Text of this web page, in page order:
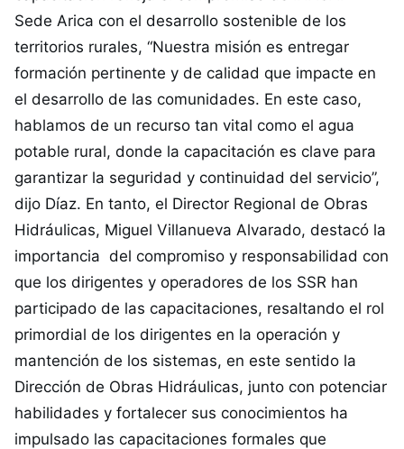
Sede Arica con el desarrollo sostenible de los
territorios rurales, “Nuestra misión es entregar
formación pertinente y de calidad que impacte en
el desarrollo de las comunidades. En este caso,
hablamos de un recurso tan vital como el agua
potable rural, donde la capacitación es clave para
garantizar la seguridad y continuidad del servicio”,
dijo Díaz. En tanto, el Director Regional de Obras
Hidráulicas, Miguel Villanueva Alvarado, destacó la
importancia del compromiso y responsabilidad con
que los dirigentes y operadores de los SSR han
participado de las capacitaciones, resaltando el rol
primordial de los dirigentes en la operación y
mantención de los sistemas, en este sentido la
Dirección de Obras Hidráulicas, junto con potenciar
habilidades y fortalecer sus conocimientos ha
impulsado las capacitaciones formales que